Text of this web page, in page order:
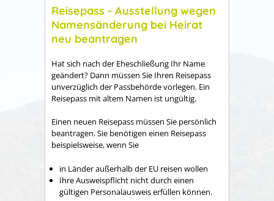
Reisepass - Ausstellung wegen
Namensänderung bei Heirat
neu beantragen
Hat sich nach der Eheschließung Ihr Name
geändert? Dann müssen Sie Ihren Reisepass
unverzüglich der Passbehörde vorlegen. Ein
Reisepass mit altem Namen ist ungültig.
Einen neuen Reisepass müssen Sie persönlich
beantragen. Sie benötigen einen Reisepass
beispielsweise, wenn Sie
in Länder außerhalb der EU reisen wollen
Ihre Ausweispflicht nicht durch einen
gültigen Personalausweis erfüllen können.